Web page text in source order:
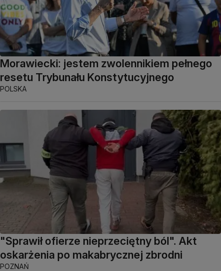
Morawiecki: jestem zwolennikiem pełnego
resetu Trybunału Konstytucyjnego
POLSKA
"Sprawił ofierze nieprzeciętny ból". Akt
oskarżenia po makabrycznej zbrodni
POZNAŃ